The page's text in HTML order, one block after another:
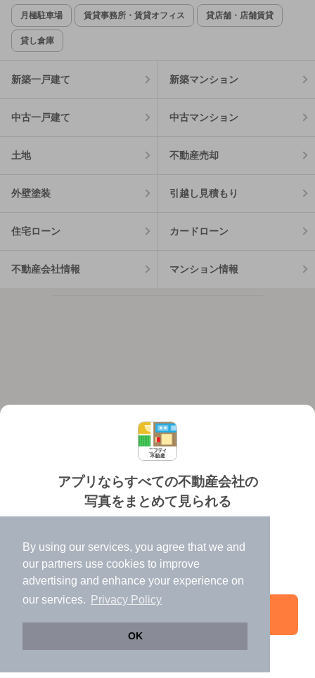
By using our services, you agree that we and
our partners use cookies to improve
advertising and enhance your experience on
our services.
Privacy Policy
OK
アプリならすべての不動産会社の
写真をまとめて見られる
✔️
高速表示で似た物件も見つけやすい
✔️
便利な通知機能も充実
月極駐車場 賃貸事務所・賃貸オフィス 貸店舗・店舗賃貸
貸し倉庫
新築一戸建て 新築マンション
中古一戸建て 中古マンション
土地 不動産売却
外壁塗装 引越し見積もり
住宅ローン カードローン
不動産会社情報 マンション情報
個人情報保護ポリシー 利用規約
©NIFTY Lifestyle Co., Ltd.